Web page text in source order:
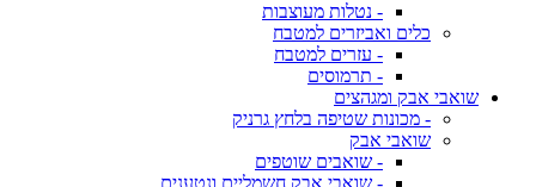
- נטלות מעוצבות
כלים ואביזרים למטבח
- עזרים למטבח
- תרמוסים
שואבי אבק ומגהצים
- מכונות שטיפה בלחץ גרניק
שואבי אבק
- שואבים שוטפים
- שואבי אבק חשמליים ונטענים